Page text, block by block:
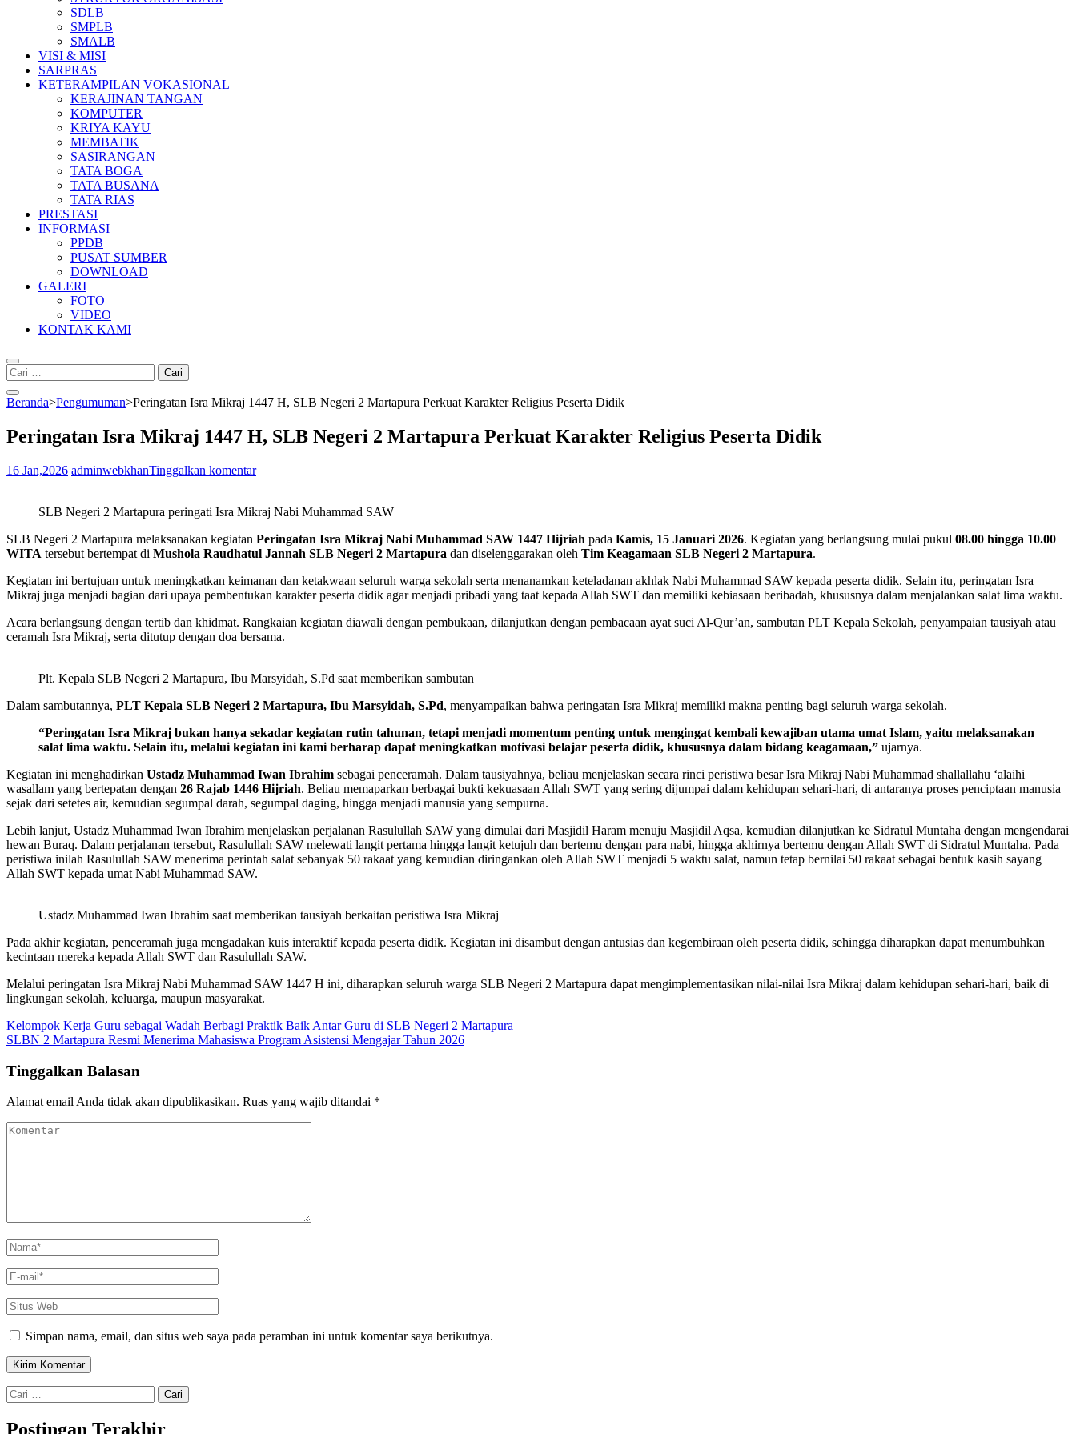
SDLB
SMPLB
SMALB
VISI & MISI
SARPRAS
KETERAMPILAN VOKASIONAL
KERAJINAN TANGAN
KOMPUTER
KRIYA KAYU
MEMBATIK
SASIRANGAN
TATA BOGA
TATA BUSANA
TATA RIAS
PRESTASI
INFORMASI
PPDB
PUSAT SUMBER
DOWNLOAD
GALERI
FOTO
VIDEO
KONTAK KAMI
Cari
untuk:
Beranda>Pengumuman>Peringatan Isra Mikraj 1447 H, SLB Negeri 2 Martapura Perkuat Karakter Religius Peserta Didik
Peringatan Isra Mikraj 1447 H, SLB Negeri 2 Martapura Perkuat Karakter Religius Peserta Didik
16 Jan,2026 adminwebkhanTinggalkan komentar
SLB Negeri 2 Martapura peringati Isra Mikraj Nabi Muhammad SAW
SLB Negeri 2 Martapura melaksanakan kegiatan Peringatan Isra Mikraj Nabi Muhammad SAW 1447 Hijriah pada Kamis, 15 Januari 2026. Kegiatan yang berlangsung mulai pukul 08.00 hingga 10.00
WITA tersebut bertempat di Mushola Raudhatul Jannah SLB Negeri 2 Martapura dan diselenggarakan oleh Tim Keagamaan SLB Negeri 2 Martapura.
Kegiatan ini bertujuan untuk meningkatkan keimanan dan ketakwaan seluruh warga sekolah serta menanamkan keteladanan akhlak Nabi Muhammad SAW kepada peserta didik. Selain itu, peringatan Isra
Mikraj juga menjadi bagian dari upaya pembentukan karakter peserta didik agar menjadi pribadi yang taat kepada Allah SWT dan memiliki kebiasaan beribadah, khususnya dalam menjalankan salat lima waktu.
Acara berlangsung dengan tertib dan khidmat. Rangkaian kegiatan diawali dengan pembukaan, dilanjutkan dengan pembacaan ayat suci Al-Qur’an, sambutan PLT Kepala Sekolah, penyampaian tausiyah atau
ceramah Isra Mikraj, serta ditutup dengan doa bersama.
Plt. Kepala SLB Negeri 2 Martapura, Ibu Marsyidah, S.Pd saat memberikan sambutan
Dalam sambutannya, PLT Kepala SLB Negeri 2 Martapura, Ibu Marsyidah, S.Pd, menyampaikan bahwa peringatan Isra Mikraj memiliki makna penting bagi seluruh warga sekolah.
“Peringatan Isra Mikraj bukan hanya sekadar kegiatan rutin tahunan, tetapi menjadi momentum penting untuk mengingat kembali kewajiban utama umat Islam, yaitu melaksanakan
salat lima waktu. Selain itu, melalui kegiatan ini kami berharap dapat meningkatkan motivasi belajar peserta didik, khususnya dalam bidang keagamaan,” ujarnya.
Kegiatan ini menghadirkan Ustadz Muhammad Iwan Ibrahim sebagai penceramah. Dalam tausiyahnya, beliau menjelaskan secara rinci peristiwa besar Isra Mikraj Nabi Muhammad shallallahu ‘alaihi
wasallam yang bertepatan dengan 26 Rajab 1446 Hijriah. Beliau memaparkan berbagai bukti kekuasaan Allah SWT yang sering dijumpai dalam kehidupan sehari-hari, di antaranya proses penciptaan manusia
sejak dari setetes air, kemudian segumpal darah, segumpal daging, hingga menjadi manusia yang sempurna.
Lebih lanjut, Ustadz Muhammad Iwan Ibrahim menjelaskan perjalanan Rasulullah SAW yang dimulai dari Masjidil Haram menuju Masjidil Aqsa, kemudian dilanjutkan ke Sidratul Muntaha dengan mengendarai
hewan Buraq. Dalam perjalanan tersebut, Rasulullah SAW melewati langit pertama hingga langit ketujuh dan bertemu dengan para nabi, hingga akhirnya bertemu dengan Allah SWT di Sidratul Muntaha. Pada
peristiwa inilah Rasulullah SAW menerima perintah salat sebanyak 50 rakaat yang kemudian diringankan oleh Allah SWT menjadi 5 waktu salat, namun tetap bernilai 50 rakaat sebagai bentuk kasih sayang
Allah SWT kepada umat Nabi Muhammad SAW.
Ustadz Muhammad Iwan Ibrahim saat memberikan tausiyah berkaitan peristiwa Isra Mikraj
Pada akhir kegiatan, penceramah juga mengadakan kuis interaktif kepada peserta didik. Kegiatan ini disambut dengan antusias dan kegembiraan oleh peserta didik, sehingga diharapkan dapat menumbuhkan
kecintaan mereka kepada Allah SWT dan Rasulullah SAW.
Melalui peringatan Isra Mikraj Nabi Muhammad SAW 1447 H ini, diharapkan seluruh warga SLB Negeri 2 Martapura dapat mengimplementasikan nilai-nilai Isra Mikraj dalam kehidupan sehari-hari, baik di
lingkungan sekolah, keluarga, maupun masyarakat.
Navigasi
pos
Kelompok Kerja Guru sebagai Wadah Berbagi Praktik Baik Antar Guru di SLB Negeri 2 Martapura
SLBN 2 Martapura Resmi Menerima Mahasiswa Program Asistensi Mengajar Tahun 2026
Tinggalkan Balasan
Alamat email Anda tidak akan dipublikasikan. Ruas yang wajib ditandai *
Komentar
Nama*
E-
mail*
Situs
Web
Simpan nama, email, dan situs web saya pada peramban ini untuk komentar saya berikutnya.
Cari
untuk:
Postingan Terakhir